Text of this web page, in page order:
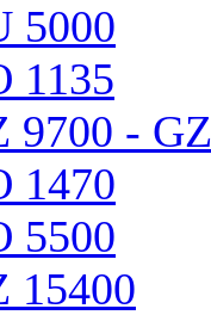
5000
1135
9700 -
1470
5500
15400